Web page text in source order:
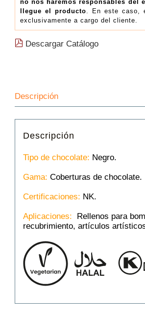
no nos haremos responsables del
llegue el producto. En este caso,
exclusivamente a cargo del cliente.
Descargar Catálogo
Descripción
Descripción
Tipo de chocolate: Negro.
Gama: Coberturas de chocolate.
Certificaciones: NK.
Aplicaciones: Rellenos para
recubrimiento, artículos